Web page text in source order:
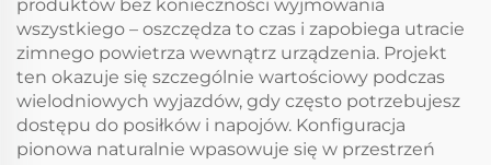
produktów bez konieczności wyjmowania
wszystkiego – oszczędza to czas i zapobiega utracie
zimnego powietrza wewnątrz urządzenia. Projekt
ten okazuje się szczególnie wartościowy podczas
wielodniowych wyjazdów, gdy często potrzebujesz
dostępu do posiłków i napojów. Konfiguracja
pionowa naturalnie wpasowuje się w przestrzeń